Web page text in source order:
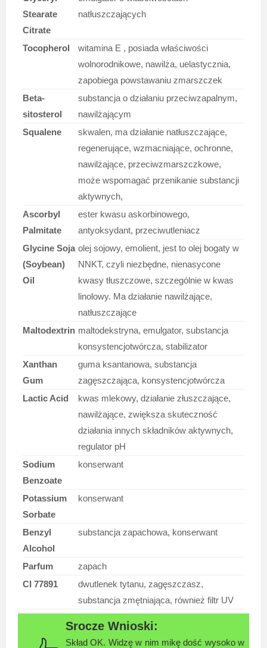
Stearate
Citrate
natłuszczających
Tocopherol
witamina E , posiada właściwości
wolnorodnikowe, nawilża, uelastycznia,
zapobiega powstawaniu zmarszczek
Beta-
sitosterol
substancja o działaniu przeciwzapalnym,
nawilżającym
Squalene
skwalen, ma działanie natłuszczające,
regenerujące, wzmacniające, ochronne,
nawilżające, przeciwzmarszczkowe,
może wspomagać przenikanie substancji
aktywnych,
Ascorbyl
Palmitate
ester kwasu askorbinowego,
antyoksydant, przeciwutleniacz
Glycine Soja
(Soybean)
Oil
olej sojowy, emolient, jest to olej bogaty w
NNKT, czyli niezbędne, nienasycone
kwasy tłuszczowe, szczególnie w kwas
linolowy. Ma działanie nawilżające,
natłuszczające
Maltodextrin maltodekstryna, emulgator, substancja
konsystencjotwórcza, stabilizator
Xanthan
Gum
guma ksantanowa, substancja
zagęszczająca, konsystencjotwórcza
Lactic Acid
kwas mlekowy, działanie złuszczające,
nawilżające, zwiększa skuteczność
działania innych składników aktywnych,
regulator pH
Sodium
Benzoate
konserwant
Potassium
Sorbate
konserwant
Benzyl
Alcohol
substancja zapachowa, konserwant
Parfum
zapach
CI 77891
dwutlenek tytanu, zagęszczasz,
substancja zmętniająca, również filtr UV
Skład OK. Widzę w nim mikę dość wysoko w